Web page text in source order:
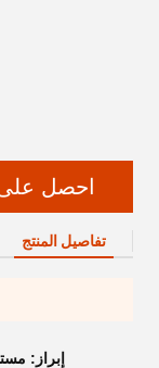
احصل
تفاصيل المنتج
إبراز: